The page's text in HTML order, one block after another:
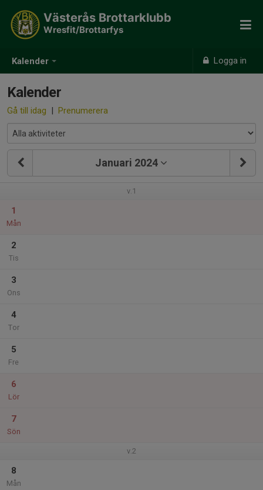
Kalender Logga in
Västerås Brottarklubb
Wresfit/Brottarfys
Kalender
Gå till idag | Prenumerera
Januari 2024
v.1
1
Mån
2
Tis
3
Ons
4
Tor
5
Fre
6
Lör
7
Sön
v.2
8
Mån